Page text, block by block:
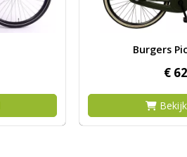
Burgers
€